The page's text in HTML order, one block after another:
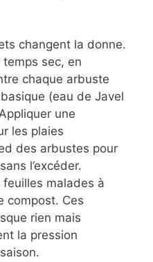
changent la donne.
sec, en
chaque arbuste
(eau de Javel
une
les plaies
des arbustes pour
l’excéder.
malades à
compost. Ces
rien mais
la pression